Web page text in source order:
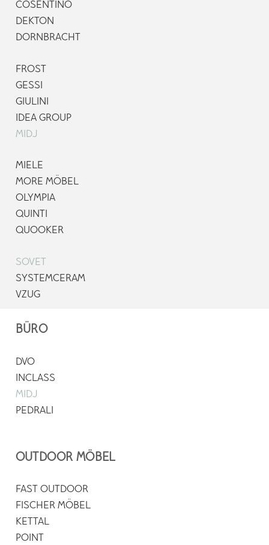
COSENTINO
DEKTON
DORNBRACHT
FROST
GESSI
GIULINI
IDEA GROUP
MIDJ
MIELE
MORE MÖBEL
OLYMPIA
QUINTI
QUOOKER
SOVET
SYSTEMCERAM
VZUG
BÜRO
DVO
INCLASS
MIDJ
PEDRALI
OUTDOOR MÖBEL
FAST OUTDOOR
FISCHER MÖBEL
KETTAL
POINT